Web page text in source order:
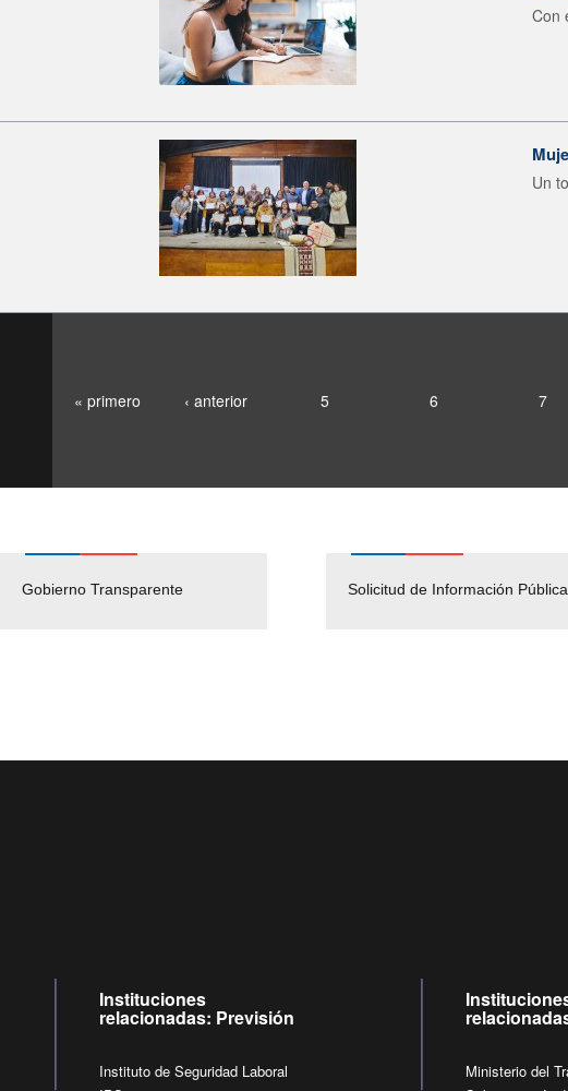
Con
Un
« primero ‹ anterior 5 6 7
Gobierno Transparente Solicitud de Información Pública
Pago Proveedores
Instituciones
relacionadas: Previsión
Instituto de Seguridad Laboral
Ministerio del